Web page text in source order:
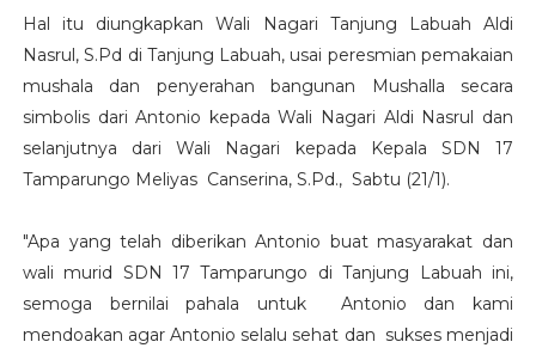
Hal itu diungkapkan Wali Nagari Tanjung Labuah Aldi
Nasrul, S.Pd di Tanjung Labuah, usai peresmian pemakaian
mushala dan penyerahan bangunan Mushalla secara
simbolis dari Antonio kepada Wali Nagari Aldi Nasrul dan
selanjutnya dari Wali Nagari kepada Kepala SDN 17
Tamparungo Meliyas Canserina, S.Pd., Sabtu (21/1).
"Apa yang telah diberikan Antonio buat masyarakat dan
wali murid SDN 17 Tamparungo di Tanjung Labuah ini,
semoga bernilai pahala untuk Antonio dan kami
mendoakan agar Antonio selalu sehat dan sukses menjadi